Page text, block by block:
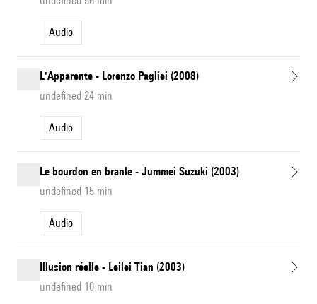
Audio
L'Apparente - Lorenzo Pagliei (2008)
undefined 24 min
Audio
Le bourdon en branle - Jummei Suzuki (2003)
undefined 15 min
Audio
Illusion réelle - Leilei Tian (2003)
undefined 10 min